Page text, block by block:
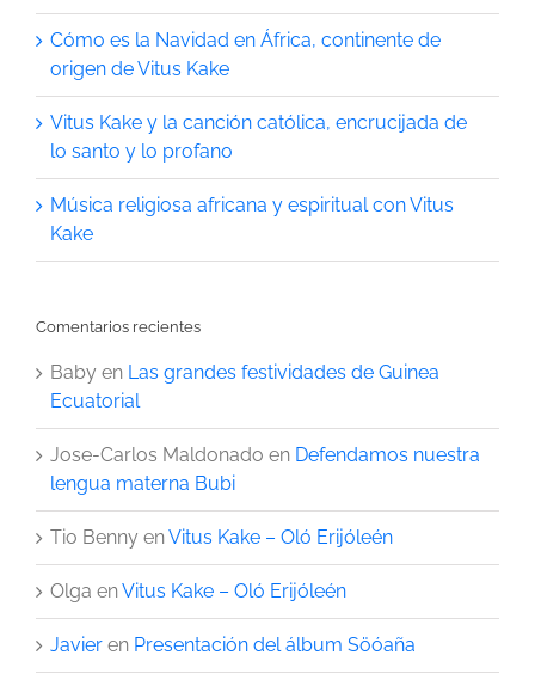
Cómo es la Navidad en África, continente de
origen de Vitus Kake
Vitus Kake y la canción católica, encrucijada de
lo santo y lo profano
Música religiosa africana y espiritual con Vitus
Kake
Comentarios recientes
Baby en Las grandes festividades de Guinea
Ecuatorial
Jose-Carlos Maldonado en Defendamos nuestra
lengua materna Bubi
Tio Benny enVitus Kake – Oló Erijóleén
Olga enVitus Kake – Oló Erijóleén
Javier en Presentación del álbum Söóaña